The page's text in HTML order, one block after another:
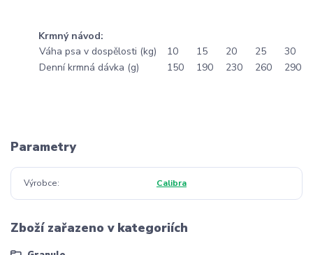
Krmný návod:
Váha psa v dospělosti (kg)
10 15 20 25
30
Denní krmná dávka (g)
150 190 230 260 290
Parametry
Výrobce Calibra
Zboží zařazeno v kategoriích